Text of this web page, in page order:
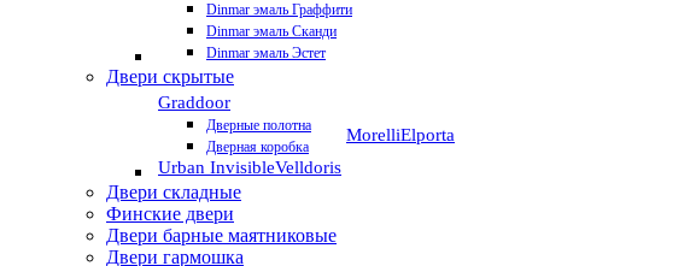
Dinmar эмаль Граффити
Dinmar эмаль Сканди
Dinmar эмаль Эстет
Двери скрытые
Graddoor
Дверные полотна
Дверная коробка
Urban InvisibleVelldoris
MorelliElporta
Двери складные
Финские двери
Двери барные маятниковые
Двери гармошка